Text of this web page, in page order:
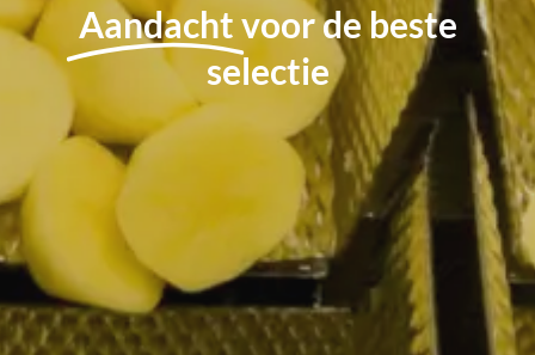
Aandachtvoor de beste
selectie